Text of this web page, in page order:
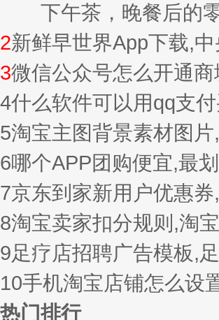
下午茶，晚餐后的零
2新鲜早世界App下载,
3微信公众号怎么开通
4什么软件可以用qq支
5淘宝主图背景素材图
6哪个APP团购便宜,最
7京东到家新用户优惠
8淘宝卖家扣分规则,淘
9足疗店招聘广告模板,
10手机淘宝店铺怎么设
热门排行